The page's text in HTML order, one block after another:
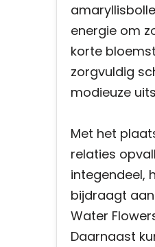
energie om
korte
zorgvuldig
modieuze
Met het
relaties
integendeel,
bijdraagt
Water
Daarnaast